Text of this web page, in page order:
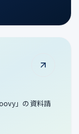
」の資料請